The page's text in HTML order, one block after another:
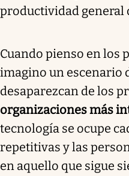
productividad general
Cuando pienso en los
imagino un escenario
desaparezcan de los
organizaciones más
tecnología se ocupe
repetitivas y las
en aquello que sigue